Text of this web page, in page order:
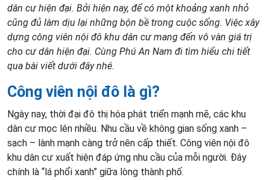
dân cư hiện đại. Bởi hiện nay, để có một khoảng xanh nhỏ
cũng đủ làm dịu lại những bộn bề trong cuộc sống. Việc xây
dựng công viên nội đô khu dân cư mang đến vô vàn giá trị
cho cư dân hiện đại. Cùng Phú An Nam đi tìm hiểu chi tiết
qua bài viết dưới đây nhé.
Công viên nội đô là gì?
Ngày nay, thời đại đô thị hóa phát triển mạnh mẽ, các khu
dân cư mọc lên nhiều. Nhu cầu về không gian sống xanh –
sạch – lành mạnh càng trở nên cấp thiết. Công viên nội đô
khu dân cư xuất hiện đáp ứng nhu cầu của mỗi người. Đây
chính là “lá phổi xanh” giữa lòng thành phố.